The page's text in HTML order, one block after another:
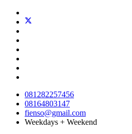
081282257456
08164803147
fienso@gmail.com
Weekdays + Weekend